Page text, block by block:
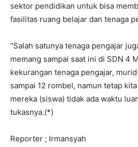
sektor pendidikan untuk bisa
fasilitas ruang belajar dan tenaga
“Salah satunya tenaga pengajar
memang sampai saat ini di SDN 4
kekurangan tenaga pengajar,
sampai 12 rombel, namun tetap
mereka (siswa) tidak ada waktu
tukasnya.(*)
Reporter ; Irmansyah